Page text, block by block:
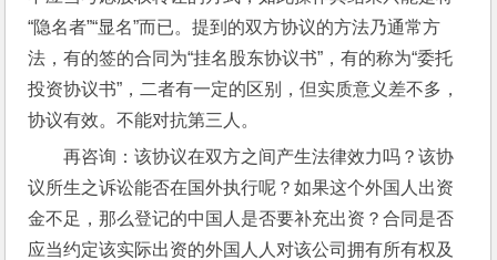
“隐名者”“显名”而已。提到的双方协议的方法乃通常方
法，有的签的合同为“挂名股东协议书”，有的称为“委托
投资协议书”，二者有一定的区别，但实质意义差不多，
协议有效。不能对抗第三人。
再咨询：该协议在双方之间产生法律效力吗？该协
议所生之诉讼能否在国外执行呢？如果这个外国人出资
金不足，那么登记的中国人是否要补充出资？合同是否
应当约定该实际出资的外国人人对该公司拥有所有权及